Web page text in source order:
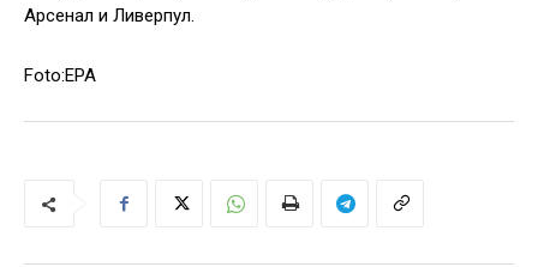
Арсенал и Ливерпул.
Foto:EPA